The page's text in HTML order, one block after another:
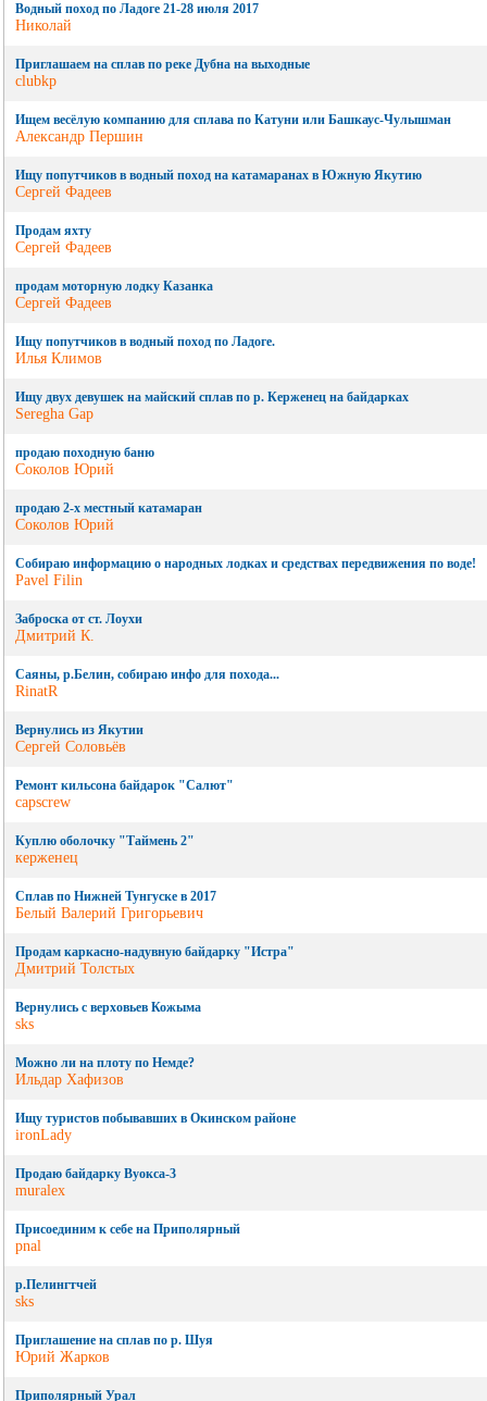
Водный поход по Ладоге 21-28 июля 2017
Николай
Приглашаем на сплав по реке Дубна на выходные
clubkp
Ищем весёлую компанию для сплава по Катуни или Башкаус-Чулышман
Александр Першин
Ищу попутчиков в водный поход на катамаранах в Южную Якутию
Сергей Фадеев
Продам яхту
Сергей Фадеев
продам моторную лодку Казанка
Сергей Фадеев
Ищу попутчиков в водный поход по Ладоге.
Илья Климов
Ищу двух девушек на майский сплав по р. Керженец на байдарках
Seregha Gap
продаю походную баню
Соколов Юрий
продаю 2-х местный катамаран
Соколов Юрий
Собираю информацию о народных лодках и средствах передвижения по воде!
Pavel Filin
Заброска от ст. Лоухи
Дмитрий К.
Саяны, р.Белин, собираю инфо для похода...
RinatR
Вернулись из Якутии
Сергей Соловьёв
Ремонт кильсона байдарок "Салют"
capscrew
Куплю оболочку "Таймень 2"
керженец
Сплав по Нижней Тунгуске в 2017
Белый Валерий Григорьевич
Продам каркасно-надувную байдарку "Истра"
Дмитрий Толстых
Вернулись с верховьев Кожыма
sks
Можно ли на плоту по Немде?
Ильдар Хафизов
Ищу туристов побывавших в Окинском районе
ironLady
Продаю байдарку Вуокса-3
muralex
Присоединим к себе на Приполярный
pnal
р.Пелингтчей
sks
Приглашение на сплав по р. Шуя
Юрий Жарков
Приполярный Урал